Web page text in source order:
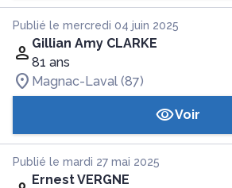
Publié le mercredi 04 juin 2025
Gillian Amy CLARKE
81 ans
Magnac-Laval (87)
Voir
Publié le mardi 27 mai 2025
Ernest VERGNE